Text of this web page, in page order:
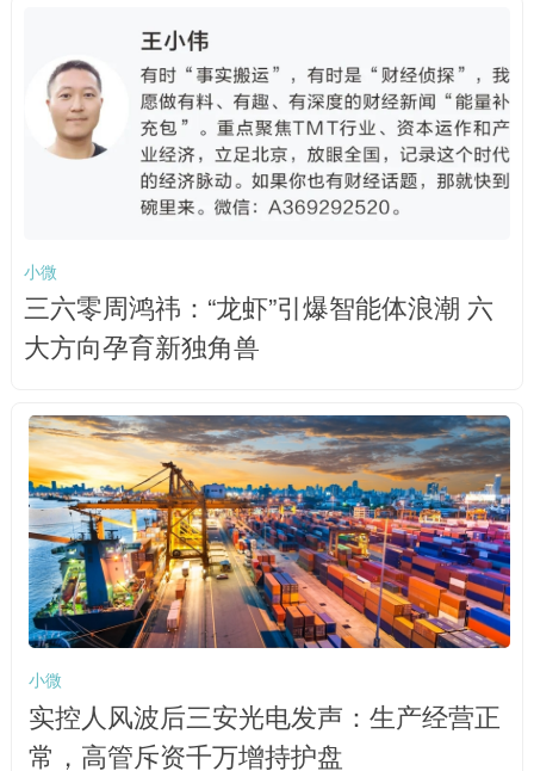
小微
三六零周鸿祎：“龙虾”引爆智能体浪潮 六
大方向孕育新独角兽
小微
实控人风波后三安光电发声：生产经营正
常，高管斥资千万增持护盘